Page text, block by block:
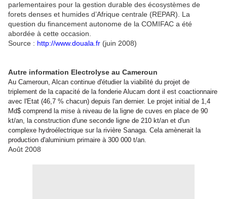
parlementaires pour la gestion durable des écosystèmes de
forets denses et humides d’Afrique centrale (REPAR). La
question du financement autonome de la COMIFAC a été
abordée à cette occasion.
Source : http://www.douala.fr (juin 2008)
Autre information Electrolyse au Cameroun
Au Cameroun, Alcan continue d'étudier la viabilité du projet de
triplement de la capacité de la fonderie Alucam dont il est coactionnaire
avec l'Etat (46,7 % chacun) depuis l'an dernier. Le projet initial de 1,4
Md$ comprend la mise à niveau de la ligne de cuves en place de 90
kt/an, la construction d'une seconde ligne de 210 kt/an et d'un
complexe hydroélectrique sur la rivière Sanaga. Cela amènerait la
production d'aluminium primaire à 300 000 t/an.
Août 2008